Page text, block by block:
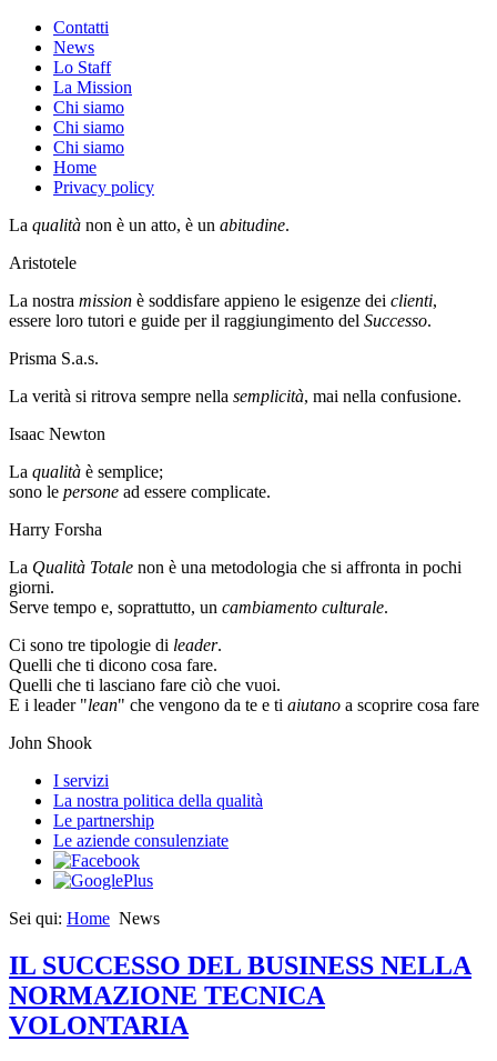
Contatti
News
Lo Staff
La Mission
Chi siamo
Chi siamo
Chi siamo
Home
Privacy policy
La qualità non è un atto, è un abitudine.
Aristotele
La nostra mission è soddisfare appieno le esigenze dei clienti,
essere loro tutori e guide per il raggiungimento del Successo.
Prisma S.a.s.
La verità si ritrova sempre nella semplicità, mai nella confusione.
Isaac Newton
La qualità è semplice;
sono le persone ad essere complicate.
Harry Forsha
La Qualità Totale non è una metodologia che si affronta in pochi
giorni.
Serve tempo e, soprattutto, un cambiamento culturale.
Ci sono tre tipologie di leader.
Quelli che ti dicono cosa fare.
Quelli che ti lasciano fare ciò che vuoi.
E i leader "lean" che vengono da te e ti aiutano a scoprire cosa fare
John Shook
I servizi
La nostra politica della qualità
Le partnership
Le aziende consulenziate
Sei qui: Home News
IL SUCCESSO DEL BUSINESS NELLA
NORMAZIONE TECNICA
VOLONTARIA